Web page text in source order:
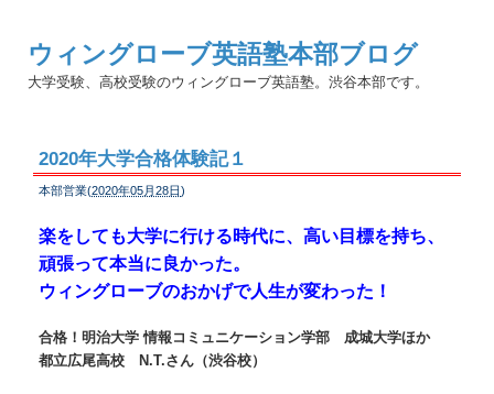
ウィングローブ英語塾本部ブログ
大学受験、高校受験のウィングローブ英語塾。渋谷本部です。
2020年大学合格体験記１
本部営業(2020年05月28日)
楽をしても大学に行ける時代に、高い目標を持ち、
頑張って本当に良かった。
ウィングローブのおかげで人生が変わった！
合格！明治大学 情報コミュニケーション学部 成城大学ほか
都立広尾高校 N.T.さん（渋谷校）